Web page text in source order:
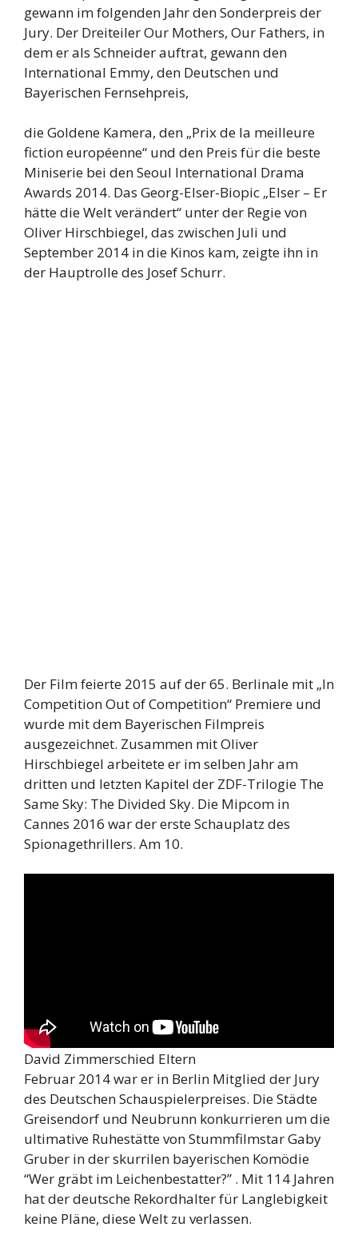
gewann im folgenden Jahr den Sonderpreis der
Jury. Der Dreiteiler Our Mothers, Our Fathers, in
dem er als Schneider auftrat, gewann den
International Emmy, den Deutschen und
Bayerischen Fernsehpreis,
die Goldene Kamera, den „Prix de la meilleure
fiction européenne“ und den Preis für die beste
Miniserie bei den Seoul International Drama
Awards 2014. Das Georg-Elser-Biopic „Elser – Er
hätte die Welt verändert“ unter der Regie von
Oliver Hirschbiegel, das zwischen Juli und
September 2014 in die Kinos kam, zeigte ihn in
der Hauptrolle des Josef Schurr.
Der Film feierte 2015 auf der 65. Berlinale mit „In
Competition Out of Competition“ Premiere und
wurde mit dem Bayerischen Filmpreis
ausgezeichnet. Zusammen mit Oliver
Hirschbiegel arbeitete er im selben Jahr am
dritten und letzten Kapitel der ZDF-Trilogie The
Same Sky: The Divided Sky. Die Mipcom in
Cannes 2016 war der erste Schauplatz des
Spionagethrillers. Am 10.
David Zimmerschied Eltern
Februar 2014 war er in Berlin Mitglied der Jury
des Deutschen Schauspielerpreises. Die Städte
Greisendorf und Neubrunn konkurrieren um die
ultimative Ruhestätte von Stummfilmstar Gaby
Gruber in der skurrilen bayerischen Komödie
“Wer gräbt im Leichenbestatter?” . Mit 114 Jahren
hat der deutsche Rekordhalter für Langlebigkeit
keine Pläne, diese Welt zu verlassen.